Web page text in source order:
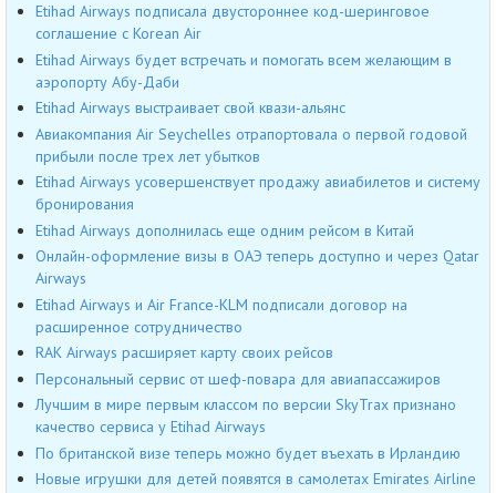
Etihad Airways подписала двустороннее код-шеринговое
соглашение с Korean Air
Etihad Airways будет встречать и помогать всем желающим в
аэропорту Абу-Даби
Etihad Airways выстраивает свой квази-альянс
Авиакомпания Air Seychelles отрапортовала о первой годовой
прибыли после трех лет убытков
Etihad Airways усовершенствует продажу авиабилетов и систему
бронирования
Etihad Airways дополнилась еще одним рейсом в Китай
Онлайн-оформление визы в ОАЭ теперь доступно и через Qatar
Airways
Etihad Airways и Air France-KLM подписали договор на
расширенное сотрудничество
RAK Airways расширяет карту своих рейсов
Персональный сервис от шеф-повара для авиапассажиров
Лучшим в мире первым классом по версии SkyTrax признано
качество сервиса у Etihad Airways
По британской визе теперь можно будет въехать в Ирландию
Новые игрушки для детей появятся в самолетах Emirates Airline